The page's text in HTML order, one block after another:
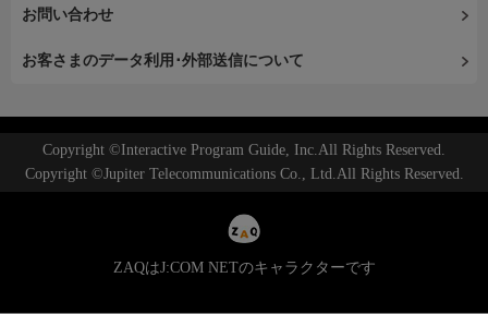
お問い合わせ
お客さまのデータ利用･外部送信について
Copyright ©Interactive Program Guide, Inc.All Rights Reserved.
Copyright ©Jupiter Telecommunications Co., Ltd.All Rights Reserved.
ZAQはJ:COM NETのキャラクターです